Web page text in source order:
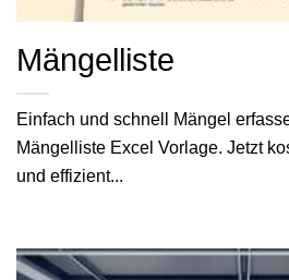
Mängelliste
Einfach und schnell Mängel
Mängelliste Excel Vorlage. Jetzt
und effizient...